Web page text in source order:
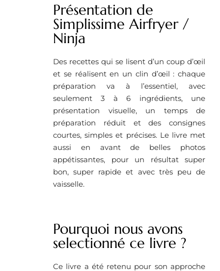
Présentation de
Simplissime Airfryer /
Ninja
Des recettes qui se lisent d’un coup d’œil
et se réalisent en un clin d’œil : chaque
préparation va à l’essentiel, avec
seulement 3 à 6 ingrédients, une
présentation visuelle, un temps de
préparation réduit et des consignes
courtes, simples et précises. Le livre met
aussi en avant de belles photos
appétissantes, pour un résultat super
bon, super rapide et avec très peu de
vaisselle.
Pourquoi nous avons
selectionné ce livre ?
Ce livre a été retenu pour son approche